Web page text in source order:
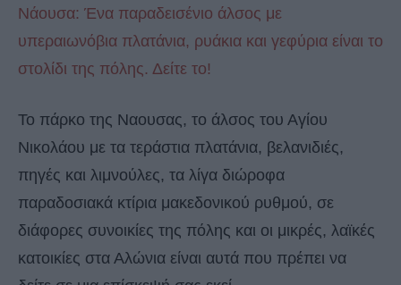
Νάουσα: Ένα παραδεισένιο άλσος με
υπεραιωνόβια πλατάνια, ρυάκια και γεφύρια είναι το
στολίδι της πόλης. Δείτε το!
Το πάρκο της Ναουσας, το άλσος του Αγίου
Νικολάου με τα τεράστια πλατάνια, βελανιδιές,
πηγές και λιμνούλες, τα λίγα διώροφα
παραδοσιακά κτίρια μακεδονικού ρυθμού, σε
διάφορες συνοικίες της πόλης και οι μικρές, λαϊκές
κατοικίες στα Αλώνια είναι αυτά που πρέπει να